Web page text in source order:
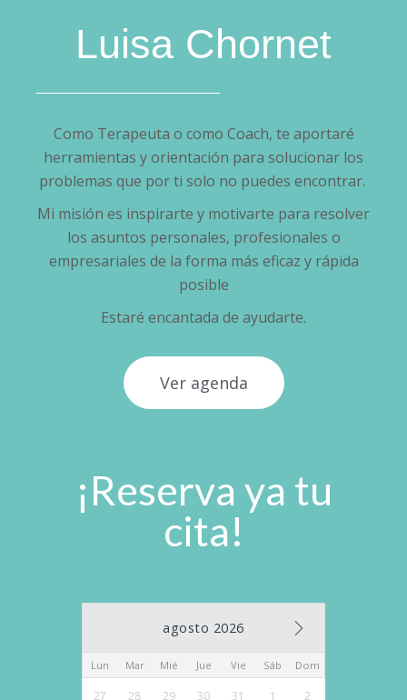
Luisa Chornet
Como Terapeuta o como Coach, te aportaré
herramientas y orientación para solucionar los
problemas que por ti solo no puedes encontrar.
Mi misión es inspirarte y motivarte para resolver
los asuntos personales, profesionales o
empresariales de la forma más eficaz y rápida
posible
Estaré encantada de ayudarte.
Ver agenda
¡Reserva ya tu
cita!
agosto 2026
Lun Mar Mié Jue Vie Sáb Dom
27 28 29 30 31 1 2